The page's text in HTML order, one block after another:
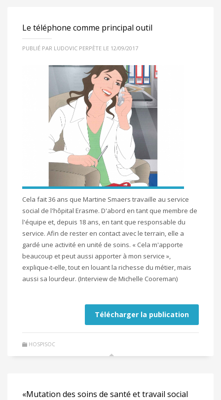
Le téléphone comme principal outil
PUBLIÉ PAR LUDOVIC PERPÈTE LE 12/09/2017
Cela fait 36 ans que Martine Smaers travaille au service
social de l'hôpital Erasme. D'abord en tant que membre de
l'équipe et, depuis 18 ans, en tant que responsable du
service. Afin de rester en contact avec le terrain, elle a
gardé une activité en unité de soins. « Cela m'apporte
beaucoup et peut aussi apporter à mon service »,
explique-t-elle, tout en louant la richesse du métier, mais
aussi sa lourdeur. (Interview de Michelle Cooreman)
Télécharger la publication
HOSPISOC
«Mutation des soins de santé et travail social